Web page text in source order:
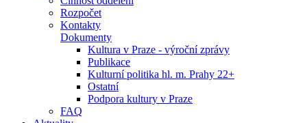
Rozpočet
Kontakty
Dokumenty
Kultura v Praze - výroční zprávy
Publikace
Kulturní politika hl. m. Prahy 22+
Ostatní
Podpora kultury v Praze
FAQ